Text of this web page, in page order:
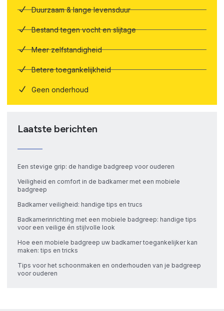
Duurzaam & lange levensduur
Bestand tegen vocht en slijtage
Meer zelfstandigheid
Betere toegankelijkheid
Geen onderhoud
Laatste berichten
Een stevige grip: de handige badgreep voor ouderen
Veiligheid en comfort in de badkamer met een mobiele
badgreep
Badkamer veiligheid: handige tips en trucs
Badkamerinrichting met een mobiele badgreep: handige tips
voor een veilige én stijlvolle look
Hoe een mobiele badgreep uw badkamer toegankelijker kan
maken: tips en tricks
Tips voor het schoonmaken en onderhouden van je badgreep
voor ouderen